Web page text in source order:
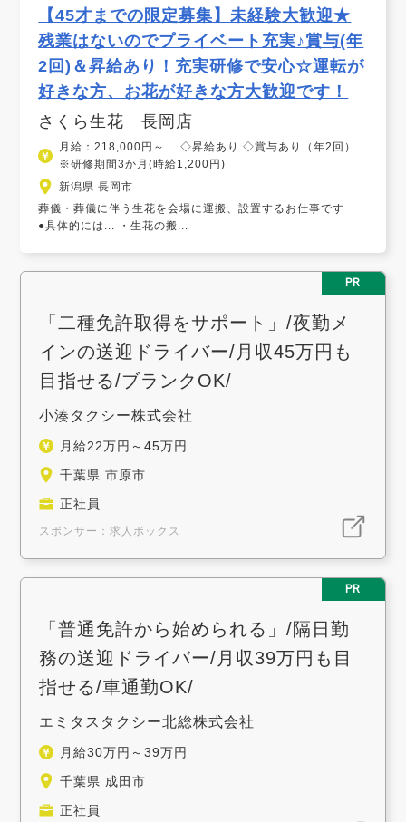
【45才までの限定募集】未経験大歓迎★
残業はないのでプライベート充実♪賞与(年
2回)＆昇給あり！充実研修で安心☆運転が
好きな方、お花が好きな方大歓迎です！
さくら生花 長岡店
月給：218,000円～ ◇昇給あり ◇賞与あり（年2回）
※研修期間3か月(時給1,200円)
新潟県 長岡市
葬儀・葬儀に伴う生花を会場に運搬、設置するお仕事です
●具体的には... ・生花の搬...
PR
「二種免許取得をサポート」/夜勤メ
インの送迎ドライバー/月収45万円も
目指せる/ブランクOK/
小湊タクシー株式会社
月給22万円～45万円
千葉県 市原市
正社員
スポンサー：求人ボックス
PR
「普通免許から始められる」/隔日勤
務の送迎ドライバー/月収39万円も目
指せる/車通勤OK/
エミタスタクシー北総株式会社
月給30万円～39万円
千葉県 成田市
正社員